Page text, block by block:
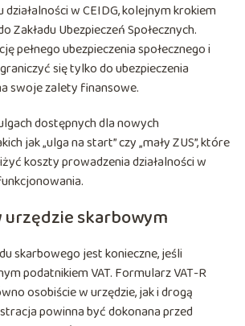
w CEIDG, kolejnym krokiem
Zakładu Ubezpieczeń Społecznych.
pełnego ubezpieczenia społecznego i
się tylko do ubezpieczenia
swoje zalety finansowe.
dostępnych dla nowych
jak „ulga na start” czy „mały ZUS”, które
koszty prowadzenia działalności w
urzędzie skarbowym
skarbowego jest konieczne, jeśli
podatnikiem VAT. Formularz VAT-R
osobiście w urzędzie, jak i drogą
powinna być dokonana przed